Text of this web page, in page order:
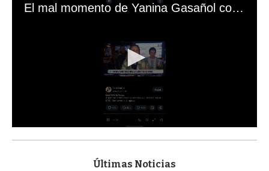
El mal momento de Yanina Gasañol con un hincha argentino en "Subrayado"
s
Últimas Noticias